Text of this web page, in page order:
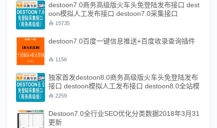
destoon7.0商务高级版火车头免登陆发布接口 dest
oon模拟人工发布接口 destoon7.0采集接口
15735
destoon7.0百度一键信息推送+百度收录查询插件
1156
独家首发destoon8.0商务高级版火车头免登陆发布
接口 destoon模拟人工发布接口 destoon8.0全站模
块采集接口
2259
Destoon7.0全行业SEO优化分类数据2018年3月31
更新